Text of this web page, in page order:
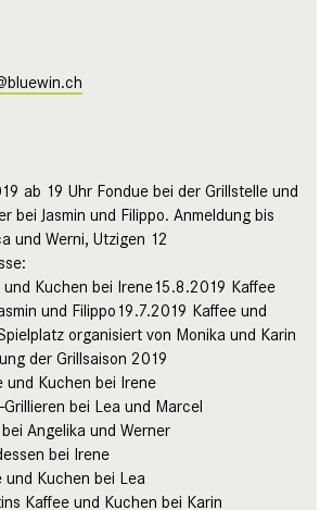
ab 19 Uhr Fondue bei der Grillstelle und
bei Jasmin und Filippo. Anmeldung bis
und Werni, Utzigen 12
Kuchen bei Irene15.8.2019 Kaffee
und Filippo19.7.2019 Kaffee und
organisiert von Monika und Karin
der Grillsaison 2019
Kuchen bei Irene
bei Lea und Marcel
Angelika und Werner
bei Irene
und Kuchen bei Lea
Kaffee und Kuchen bei Karin